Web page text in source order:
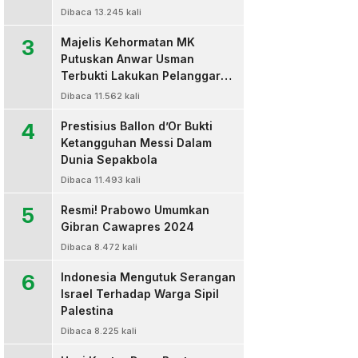
Dibaca 13.245 kali
3
Majelis Kehormatan MK
Putuskan Anwar Usman
Terbukti Lakukan Pelanggaran
Berat Kode Etik dan
Dibaca 11.562 kali
4
Prestisius Ballon d’Or Bukti
Ketangguhan Messi Dalam
Dunia Sepakbola
Dibaca 11.493 kali
5
Resmi! Prabowo Umumkan
Gibran Cawapres 2024
Dibaca 8.472 kali
6
Indonesia Mengutuk Serangan
Israel Terhadap Warga Sipil
Palestina
Dibaca 8.225 kali